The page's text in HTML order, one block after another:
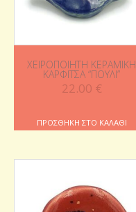
ΧΕΙΡΟΠΟΊΗΤΗ ΚΕΡΑΜΙΚΉ
ΚΑΡΦΊΤΣΑ “ΠΟΥΛΊ”
22.00 €
ΠΡΟΣΘΉΚΗ ΣΤΟ ΚΑΛΆΘΙ